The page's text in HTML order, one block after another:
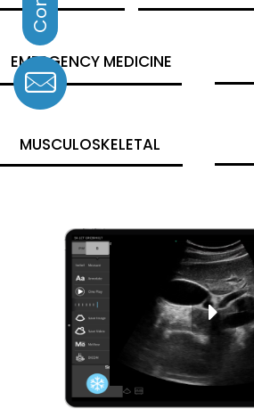
MUSCULOSKELETAL
EMERGENCY MEDICINE